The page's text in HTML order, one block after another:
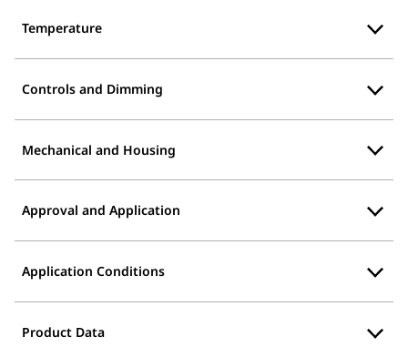
Temperature
Controls and Dimming
Mechanical and Housing
Approval and Application
Application Conditions
Product Data